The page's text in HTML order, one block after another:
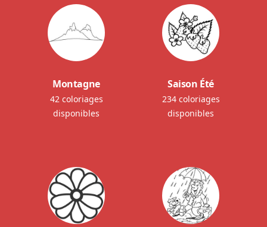
Montagne
42 coloriages
disponibles
Saison Été
234 coloriages
disponibles